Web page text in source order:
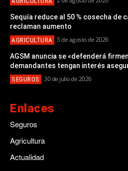
Sequía reduce al 50 % cosecha de
reclaman aumento
AGRICULTURA 5 de agosto de 2026
AGSM anuncia se «defenderá
demandantes tengan interés
SEGUROS 30 de julio de 2026
Enlaces
Seguros
Agricultura
Actualidad